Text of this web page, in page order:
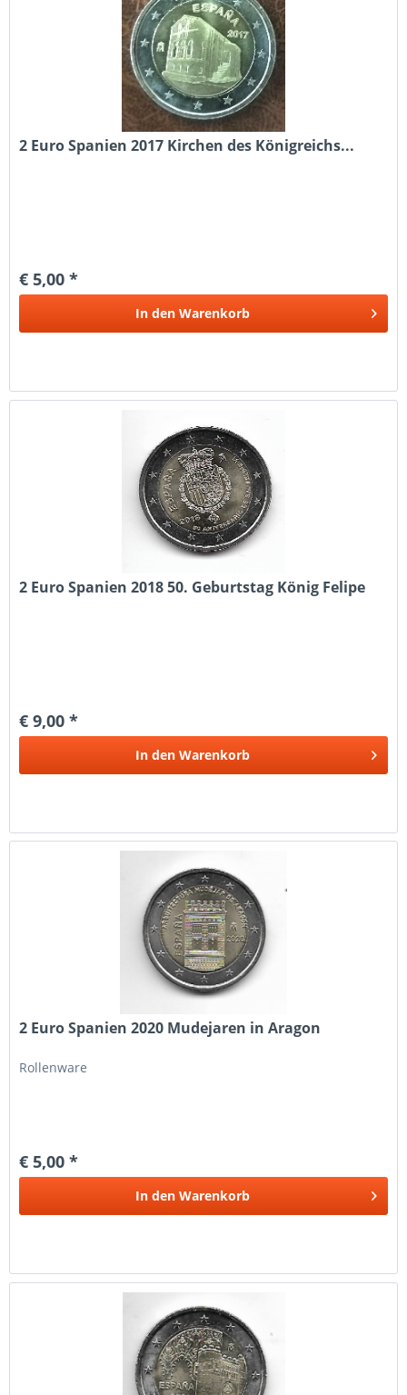
2 Euro Spanien 2017 Kirchen des Königreichs...
€ 5,00 *
In den Warenkorb
2 Euro Spanien 2018 50. Geburtstag König Felipe
€ 9,00 *
In den Warenkorb
2 Euro Spanien 2020 Mudejaren in Aragon
Rollenware
€ 5,00 *
In den Warenkorb